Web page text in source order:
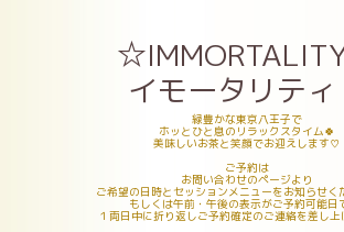
イモータリティ
緑豊かな東京八王子で
ホッとひと息のリラックスタイム🍀
美味しいお茶と笑顔でお迎えします♡
ご予約は
お問い合わせのページより
ご希望の日時とセッションメニューをお知らせ
もしくは午前・午後の表示がご予約可能日
１両日中に折り返しご予約確定のご連絡を差し上